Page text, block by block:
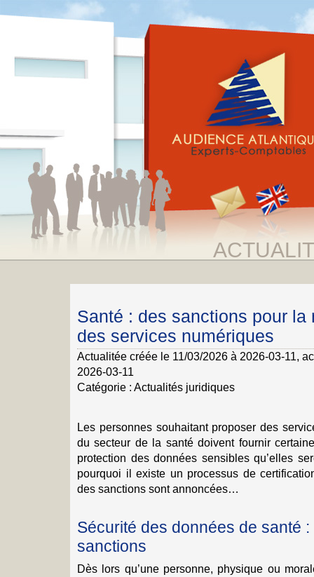
Santé : des sanctions pour la
des services numériques
Actualitée créée le 11/03/2026 à 2026-03-11,
2026-03-11
Catégorie : Actualités juridiques
Les personnes souhaitant proposer des
du secteur de la santé doivent fournir
protection des données sensibles qu’elles
pourquoi il existe un processus de
des sanctions sont annoncées…
Sécurité des données de santé
sanctions
Dès lors qu’une personne, physique ou